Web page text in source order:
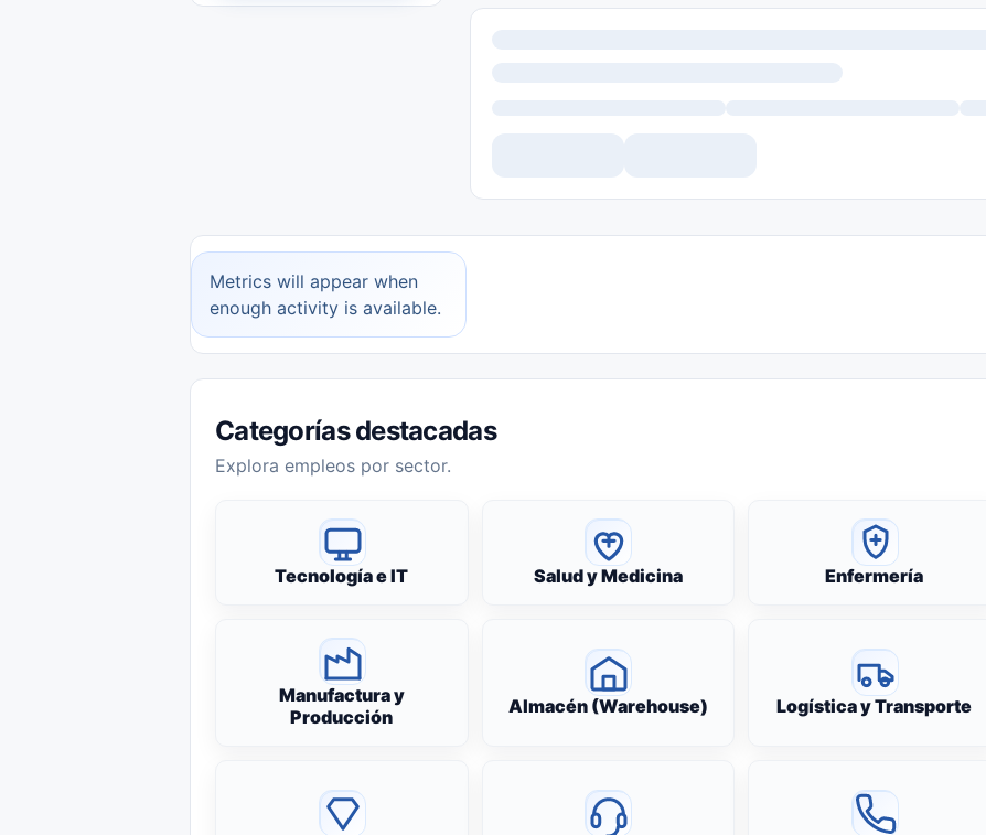
Metrics will appear when
enough activity is available.
Categorías destacadas
Explora empleos por sector.
Tecnología e IT Salud y Medicina Enfermería
Manufactura y
Producción
Almacén (Warehouse) Logística y Transporte